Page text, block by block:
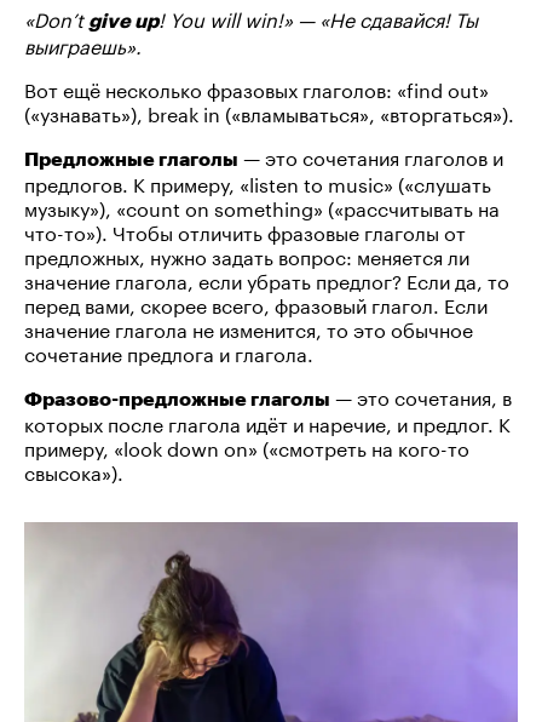
«Don’t give up! You will win!» — «Не сдавайся! Ты
выиграешь».
Вот ещё несколько фразовых глаголов: «find out»
(«узнавать»), break in («вламываться», «вторгаться»).
Предложные глаголы — это сочетания глаголов и
предлогов. К примеру, «listen to music» («слушать
музыку»), «count on something» («рассчитывать на
что-то»). Чтобы отличить фразовые глаголы от
предложных, нужно задать вопрос: меняется ли
значение глагола, если убрать предлог? Если да, то
перед вами, скорее всего, фразовый глагол. Если
значение глагола не изменится, то это обычное
сочетание предлога и глагола.
Фразово-предложные глаголы — это сочетания, в
которых после глагола идёт и наречие, и предлог. К
примеру, «look down on» («смотреть на кого-то
свысока»).